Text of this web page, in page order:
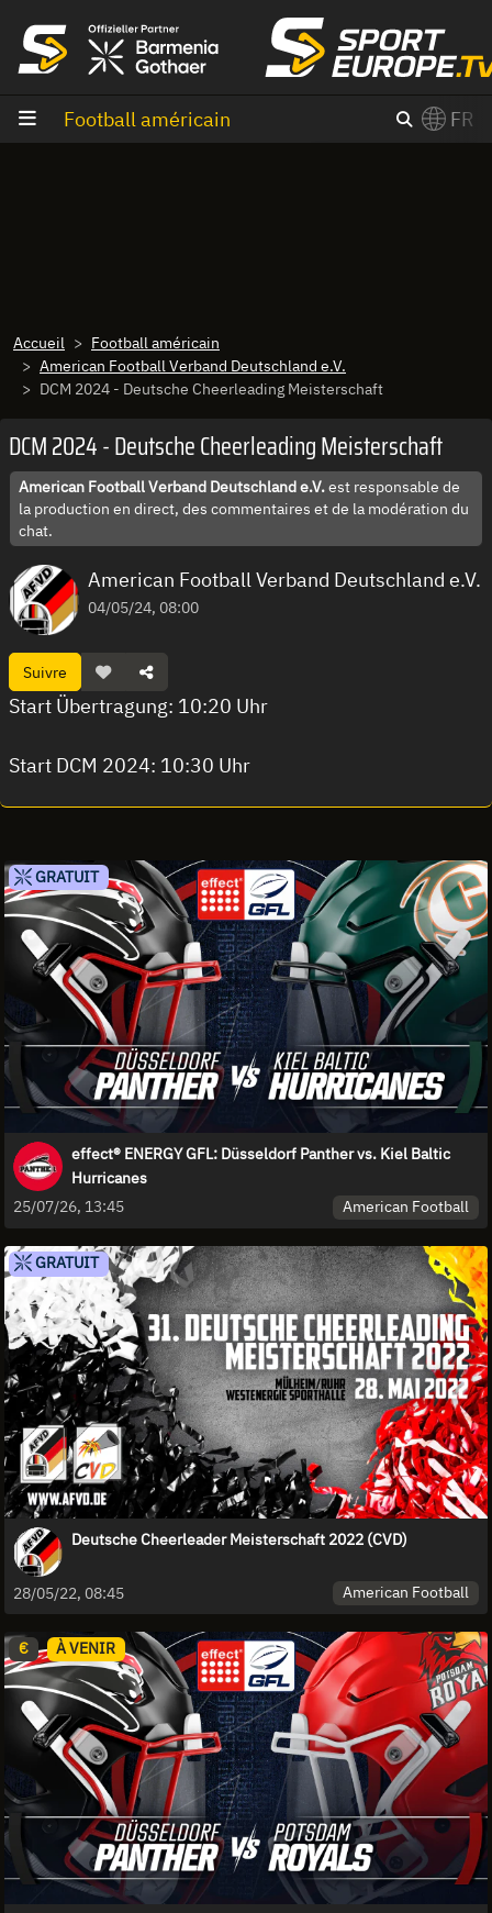
Football américain FR
Accueil
Football américain
American Football Verband Deutschland e.V.
DCM 2024 - Deutsche Cheerleading Meisterschaft
DCM 2024 - Deutsche Cheerleading Meisterschaft
American Football Verband Deutschland e.V.est responsable de
la production en direct, des commentaires et de la modération du
chat.
American Football Verband Deutschland e.V.
04/05/24, 08:00
Suivre
Start Übertragung: 10:20 Uhr
Start DCM 2024: 10:30 Uhr
GRATUIT
effect® ENERGY GFL: Düsseldorf Panther vs. Kiel Baltic
Hurricanes
25/07/26, 13:45
American Football
GRATUIT
Deutsche Cheerleader Meisterschaft 2022 (CVD)
28/05/22, 08:45 American Football
€ À VENIR